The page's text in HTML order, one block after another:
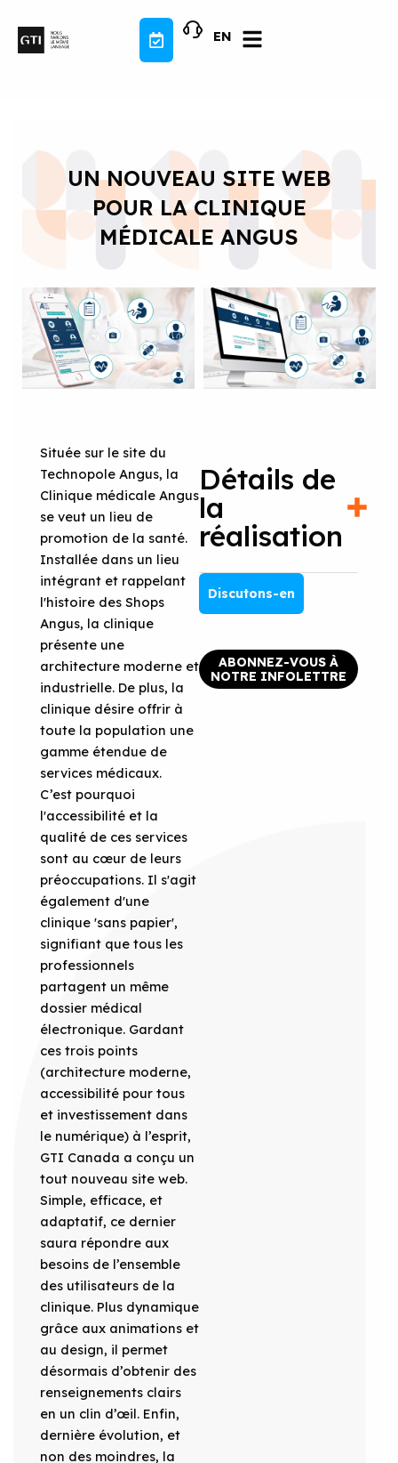
contenu
EN
UN NOUVEAU SITE WEB
POUR LA CLINIQUE
MÉDICALE ANGUS
Située sur le site du
Technopole Angus, la
Clinique médicale Angus
se veut un lieu de
promotion de la santé.
Installée dans un lieu
intégrant et rappelant
l'histoire des Shops
Angus, la clinique
présente une
architecture moderne et
industrielle. De plus, la
clinique désire offrir à
toute la population une
gamme étendue de
services médicaux.
C’est pourquoi
l'accessibilité et la
qualité de ces services
sont au cœur de leurs
préoccupations. Il s'agit
également d'une
clinique 'sans papier',
signifiant que tous les
professionnels
partagent un même
dossier médical
électronique. Gardant
ces trois points
(architecture moderne,
accessibilité pour tous
et investissement dans
le numérique) à l’esprit,
GTI Canada a conçu un
tout nouveau site web.
Simple, efficace, et
adaptatif, ce dernier
saura répondre aux
besoins de l’ensemble
des utilisateurs de la
clinique. Plus dynamique
grâce aux animations et
au design, il permet
désormais d’obtenir des
renseignements clairs
en un clin d’œil. Enfin,
dernière évolution, et
non des moindres, la
Détails de
la
réalisation
Discutons-en
ABONNEZ-VOUS À
NOTRE INFOLETTRE